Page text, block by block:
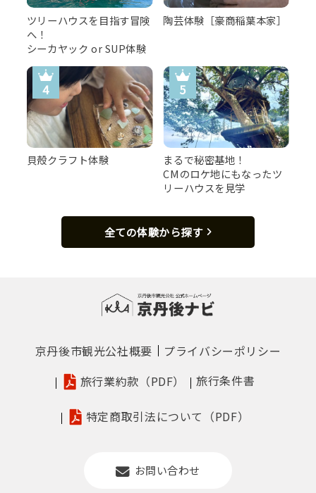
ツリーハウスを目指す冒険
へ！
シーカヤック or SUP体験
陶芸体験［豪商稲葉本家］
貝殻クラフト体験
まるで秘密基地！
CMのロケ地にもなったツ
リーハウスを見学
全ての体験から探す
京丹後市観光公社概要
プライバシーポリシー
旅行業約款（PDF）
旅行条件書
特定商取引法について（PDF）
お問い合わせ